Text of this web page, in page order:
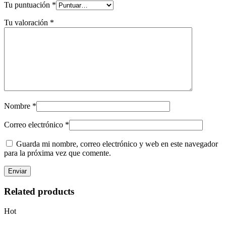
Tu puntuación *
Tu valoración *
Nombre *
Correo electrónico *
Guarda mi nombre, correo electrónico y web en este navegador
para la próxima vez que comente.
Related products
Hot